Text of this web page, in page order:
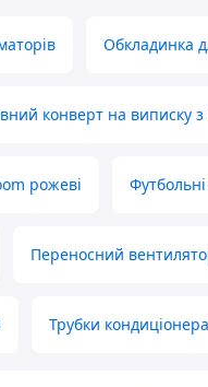
Обкладинка
конверт на виписку з
рожеві
Переносний
Трубки